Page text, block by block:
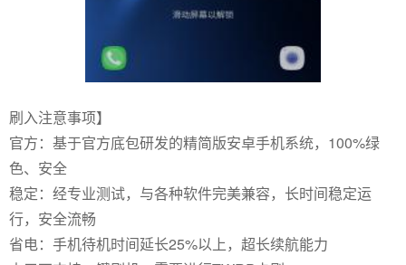
刷入注意事项】
官方：基于官方底包研发的精简版安卓手机系统，100%绿
色、安全
稳定：经专业测试，与各种软件完美兼容，长时间稳定运
行，安全流畅
省电：手机待机时间延长25%以上，超长续航能力